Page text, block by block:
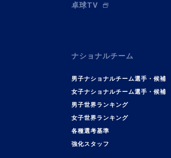
卓球TV
ナショナルチーム
男子ナショナルチーム選手・候補
女子ナショナルチーム選手・候補
男子世界ランキング
女子世界ランキング
各種選考基準
強化スタッフ